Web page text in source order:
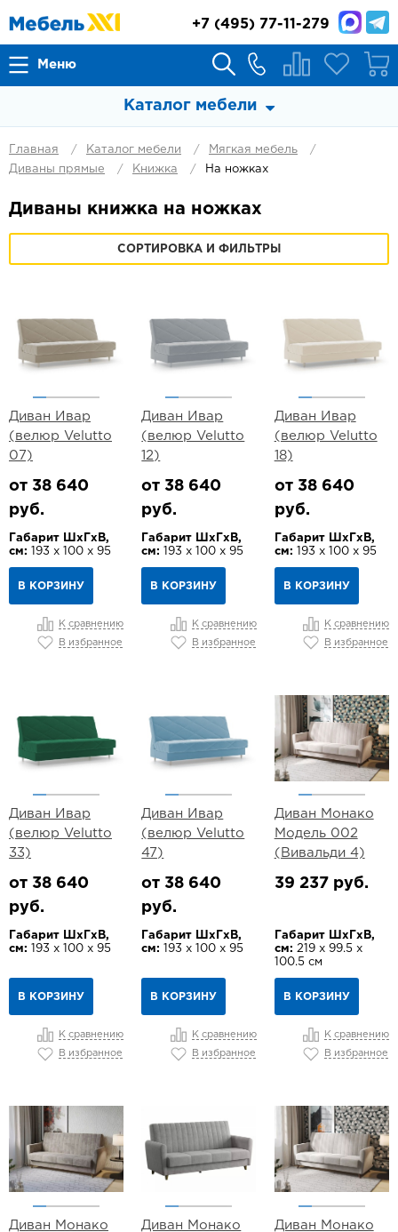
Меню
+7 (495) 77-11-279
Каталог мебели
Главная Каталог мебели
Мягкая мебель
Диваны прямые
Книжка На ножках
Диваны книжка на ножках
СОРТИРОВКА И ФИЛЬТРЫ
Диван Ивар
(велюр Velutto
07)
от 38 640
руб.
Габарит ШхГхВ,
см: 193 х 100 х 95
В КОРЗИНУ
К сравнению
В избранное
Диван Ивар
(велюр Velutto
12)
от 38 640
руб.
Габарит ШхГхВ,
см:
193 х 100 х 95
В КОРЗИНУ
К сравнению
В избранное
Диван Ивар
(велюр Velutto
18)
от 38 640
руб.
Габарит ШхГхВ,
см: 193 х 100 х 95
В КОРЗИНУ
К сравнению
В избранное
Диван Ивар
(велюр Velutto
33)
от 38 640
руб.
Габарит ШхГхВ,
см: 193 х 100 х 95
В КОРЗИНУ
К сравнению
В избранное
Диван Ивар
(велюр Velutto
47)
от 38 640
руб.
Габарит ШхГхВ,
см:
193 х 100 х 95
В КОРЗИНУ
К сравнению
В избранное
Диван Монако
Модель 002
(Вивальди 4)
39 237 руб.
Габарит ШхГхВ,
см: 219 х 99.5 х
100.5 см
В КОРЗИНУ
К сравнению
В избранное
Диван Монако
Диван Монако
Диван Монако